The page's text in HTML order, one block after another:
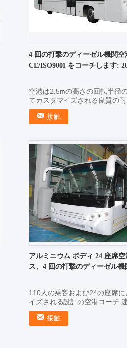
4 回の打撃のディーゼル機関空
CE/ISO9001 をコーチします:
空港は2.5mの高さの回転半径
てカスタマイズされる良質の耐
ます 速い細部: アルミニウム エ
ている低炭素の合金鋼ボディ;
接触
アルミニウム ボディ 24 座席
ス、4 回の打撃のディーゼル機
110人の乗客および24の座席に
イズされる設計の空港コーチ
の乗客のドア 2。 エプロンのよ
性そして柔軟性 3.競争価格 4.
接触